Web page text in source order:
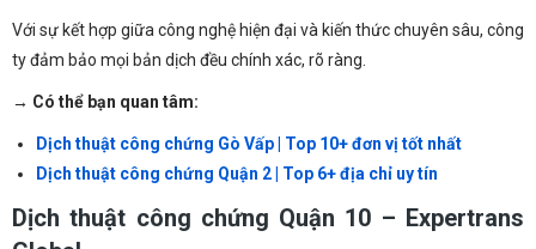
Với sự kết hợp giữa công nghệ hiện đại và kiến thức chuyên sâu, công
ty đảm bảo mọi bản dịch đều chính xác, rõ ràng.
→ Có thể bạn quan tâm:
Dịch thuật công chứng Gò Vấp | Top 10+ đơn vị tốt nhất
Dịch thuật công chứng Quận 2 | Top 6+ địa chỉ uy tín
Dịch thuật công chứng Quận 10 – Expertrans